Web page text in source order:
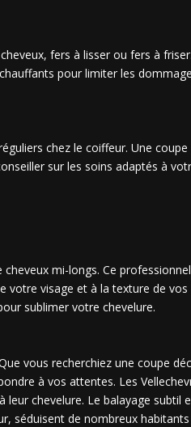
fers à lisser ou fers à
pour limiter les
chez le coiffeur. Une
sur les soins adaptés à
mi-longs. Ce
votre visage et à la texture de vos
sublimer votre chevelure.
vous recherchiez une coupe
à vos attentes. Les
chevelure. Le balayage subtil
séduisent de nombreux